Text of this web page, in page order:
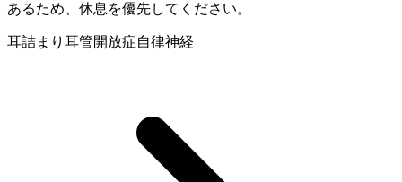
あるため、休息を優先してください。
耳詰まり 耳管開放症自律神経